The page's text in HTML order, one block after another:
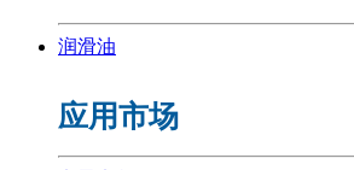
润滑油
应用市场